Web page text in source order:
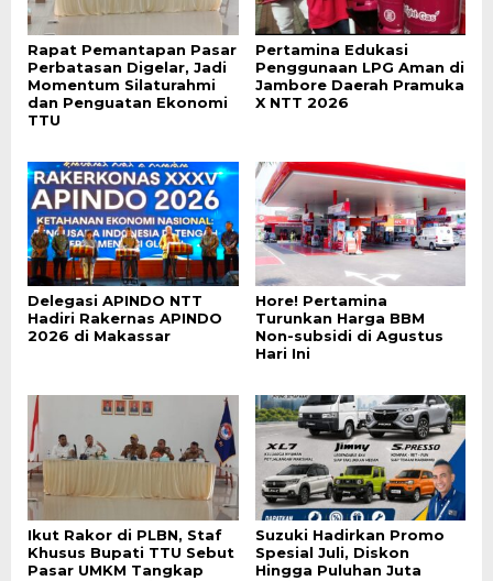
Rapat Pemantapan Pasar
Perbatasan Digelar, Jadi
Momentum Silaturahmi
dan Penguatan Ekonomi
TTU
Pertamina Edukasi
Penggunaan LPG Aman di
Jambore Daerah Pramuka
X NTT 2026
Delegasi APINDO NTT
Hadiri Rakernas APINDO
2026 di Makassar
Hore! Pertamina
Turunkan Harga BBM
Non-subsidi di Agustus
Hari Ini
Ikut Rakor di PLBN, Staf
Khusus Bupati TTU Sebut
Pasar UMKM Tangkap
Suzuki Hadirkan Promo
Spesial Juli, Diskon
Hingga Puluhan Juta